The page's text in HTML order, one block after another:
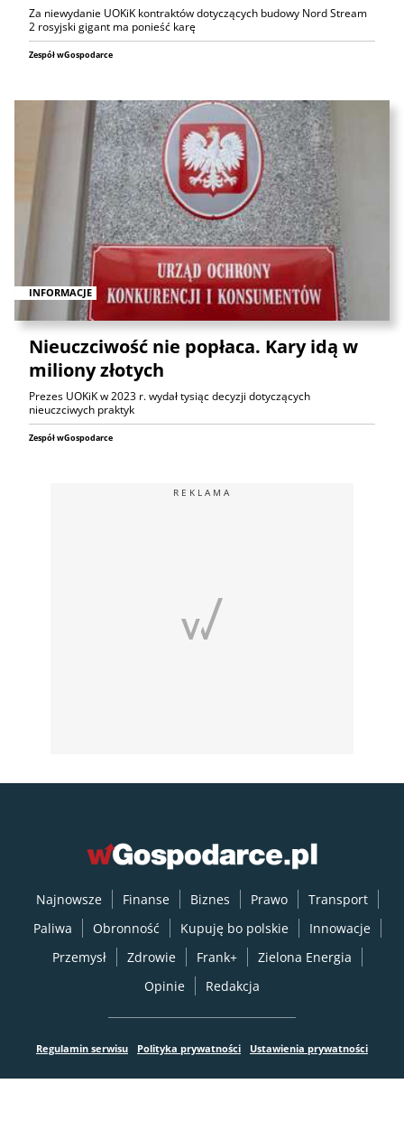
Za niewydanie UOKiK kontraktów dotyczących budowy Nord Stream
2 rosyjski gigant ma ponieść karę
Zespół wGospodarce
INFORMACJE
Nieuczciwość nie popłaca. Kary idą w
miliony złotych
Prezes UOKiK w 2023 r. wydał tysiąc decyzji dotyczących
nieuczciwych praktyk
Zespół wGospodarce
REKLAMA
Najnowsze Finanse Biznes Prawo
Transport
Paliwa
Obronność Kupuję bo polskie
Innowacje
Przemysł
Zdrowie Frank+
Zielona Energia
Opinie
Redakcja
Regulamin serwisu Polityka prywatności Ustawienia prywatności